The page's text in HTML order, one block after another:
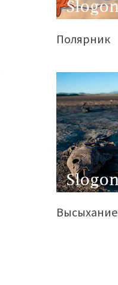
Полярник
Высыхание